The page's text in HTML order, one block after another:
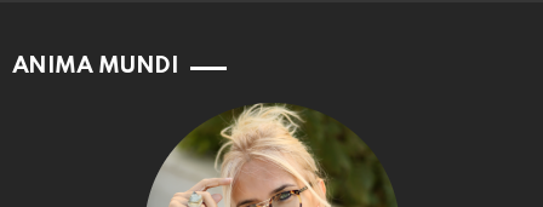
ANIMA MUNDI